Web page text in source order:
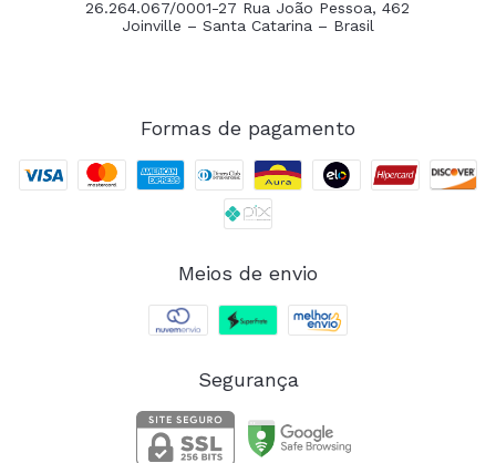
26.264.067/0001-27 Rua João Pessoa, 462
Joinville – Santa Catarina – Brasil
Formas de pagamento
Meios de envio
Segurança